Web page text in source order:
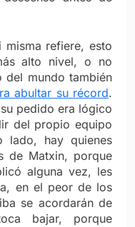
refiere, esto
alto nivel, o no
del mundo también
abultar su récord.
pedido era lógico
del propio equipo
lado, hay quienes
de Matxin, porque
alguna vez, les
en el peor de los
se acordarán de
bajar, porque